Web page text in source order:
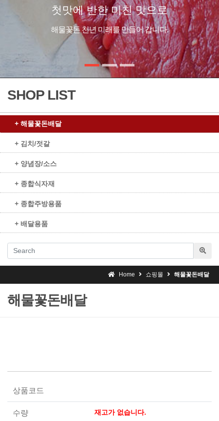
SHOP LIST
+ 해물꽃돈배달
+ 김치/젓갈
+ 양념장/소스
+ 종합식자재
+ 종합주방용품
+ 배달용품
Home 쇼핑몰 해물꽃돈배달
해물꽃돈배달
상품코드
수량 재고가 없습니다.